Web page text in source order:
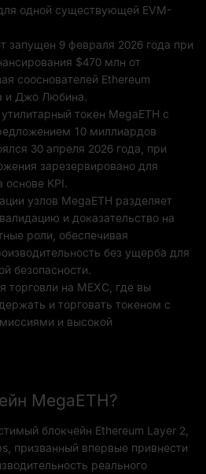
одной существующей EVM-
запущен 9 февраля 2026 года при
$470 млн от
сооснователей Ethereum
и Джо Любина.
токен MegaETH с
10 миллиардов
30 апреля 2026 года, при
зарезервировано для
основе KPI.
узлов MegaETH разделяет
и доказательство на
роли, обеспечивая
без ущерба для
безопасности.
торговли на MEXC, где вы
и торговать токеном с
и высокой
MegaETH?
блокчейн Ethereum Layer 2,
призванный впервые привнести
реального